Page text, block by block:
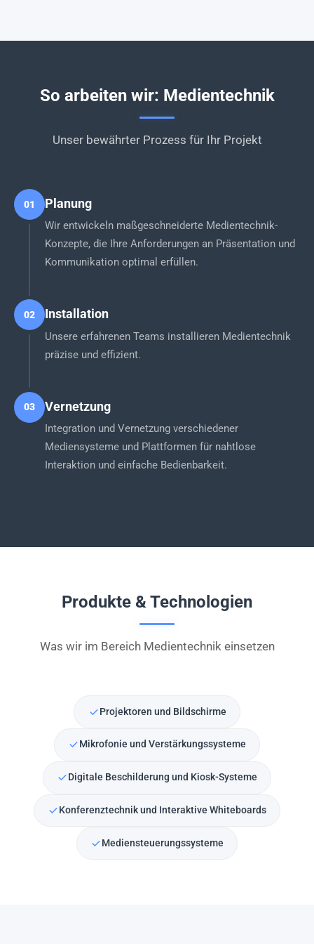
So arbeiten wir: Medientechnik
Unser bewährter Prozess für Ihr Projekt
01 Planung
Wir entwickeln maßgeschneiderte Medientechnik-
Konzepte, die Ihre Anforderungen an Präsentation und
Kommunikation optimal erfüllen.
02 Installation
Unsere erfahrenen Teams installieren Medientechnik
präzise und effizient.
03 Vernetzung
Integration und Vernetzung verschiedener
Mediensysteme und Plattformen für nahtlose
Interaktion und einfache Bedienbarkeit.
Produkte & Technologien
Was wir im Bereich Medientechnik einsetzen
Projektoren und Bildschirme
Mikrofonie und Verstärkungssysteme
Digitale Beschilderung und Kiosk-Systeme
Konferenztechnik und Interaktive Whiteboards
Mediensteuerungssysteme